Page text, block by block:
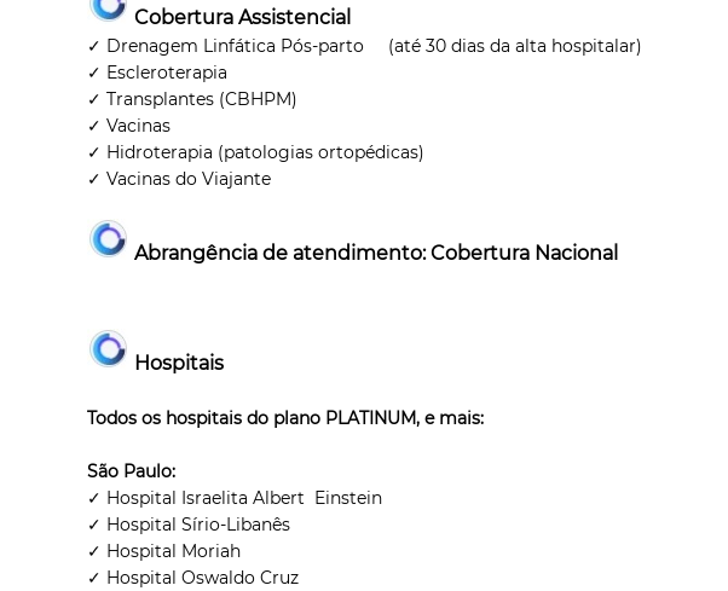
Cobertura Assistencial
✓ Drenagem Linfática Pós-parto (até 30 dias da alta hospitalar)
✓ Escleroterapia
✓ Transplantes (CBHPM)
✓ Vacinas
✓ Hidroterapia (patologias ortopédicas)
✓ Vacinas do Viajante
Abrangência de atendimento: Cobertura Nacional
Hospitais
Todos os hospitais do plano PLATINUM, e mais:
São Paulo:
✓ Hospital Israelita Albert Einstein
✓ Hospital Sírio-Libanês
✓ Hospital Moriah
✓ Hospital Oswaldo Cruz